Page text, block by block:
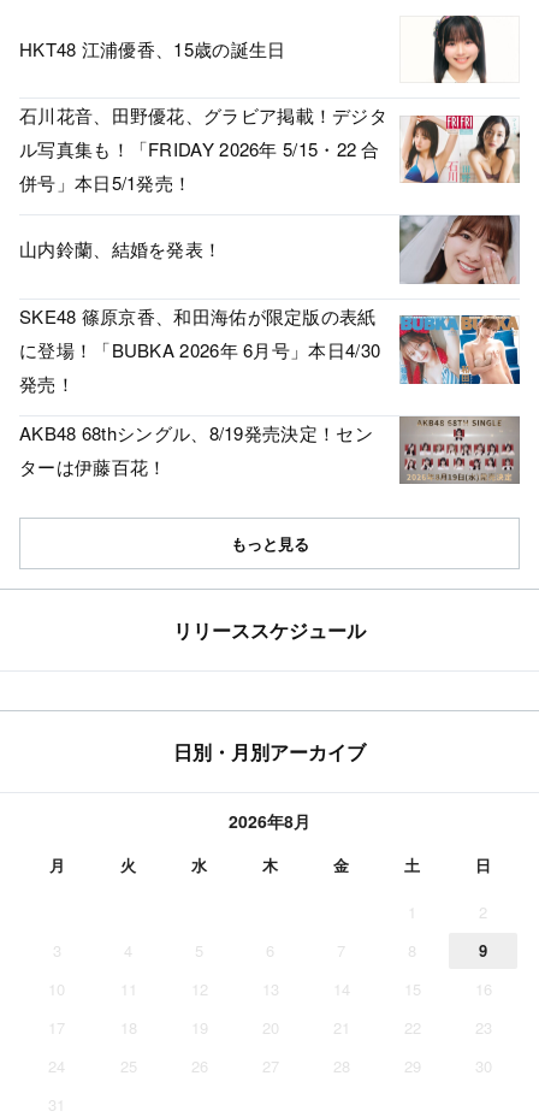
HKT48 江浦優香、15歳の誕生日
石川花音、田野優花、グラビア掲載！デジタ
ル写真集も！「FRIDAY 2026年 5/15・22 合
併号」本日5/1発売！
山内鈴蘭、結婚を発表！
SKE48 篠原京香、和田海佑が限定版の表紙
に登場！「BUBKA 2026年 6月号」本日4/30
発売！
AKB48 68thシングル、8/19発売決定！セン
ターは伊藤百花！
もっと見る
リリーススケジュール
日別・月別アーカイブ
2026年8月
月 火 水 木 金 土 日
1
2
3
4 5 6 7 8
9
10
11 12 13 14 15
16
17
18 19 20 21 22
23
24
25 26 27 28 29
30
31